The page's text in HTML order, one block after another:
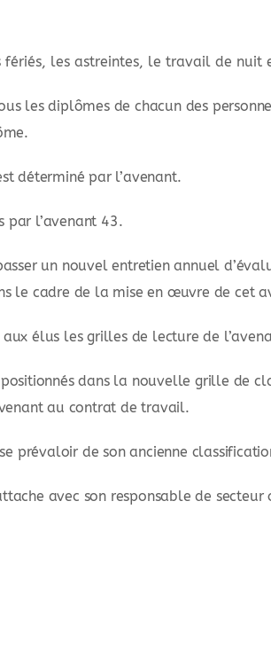
fériés, les astreintes, le travail de
les diplômes de chacun des
déterminé par l’avenant.
par l’avenant 43.
un nouvel entretien annuel
le cadre de la mise en œuvre de cet
élus les grilles de lecture de
dans la nouvelle grille de
au contrat de travail.
prévaloir de son ancienne
avec son responsable de secteur